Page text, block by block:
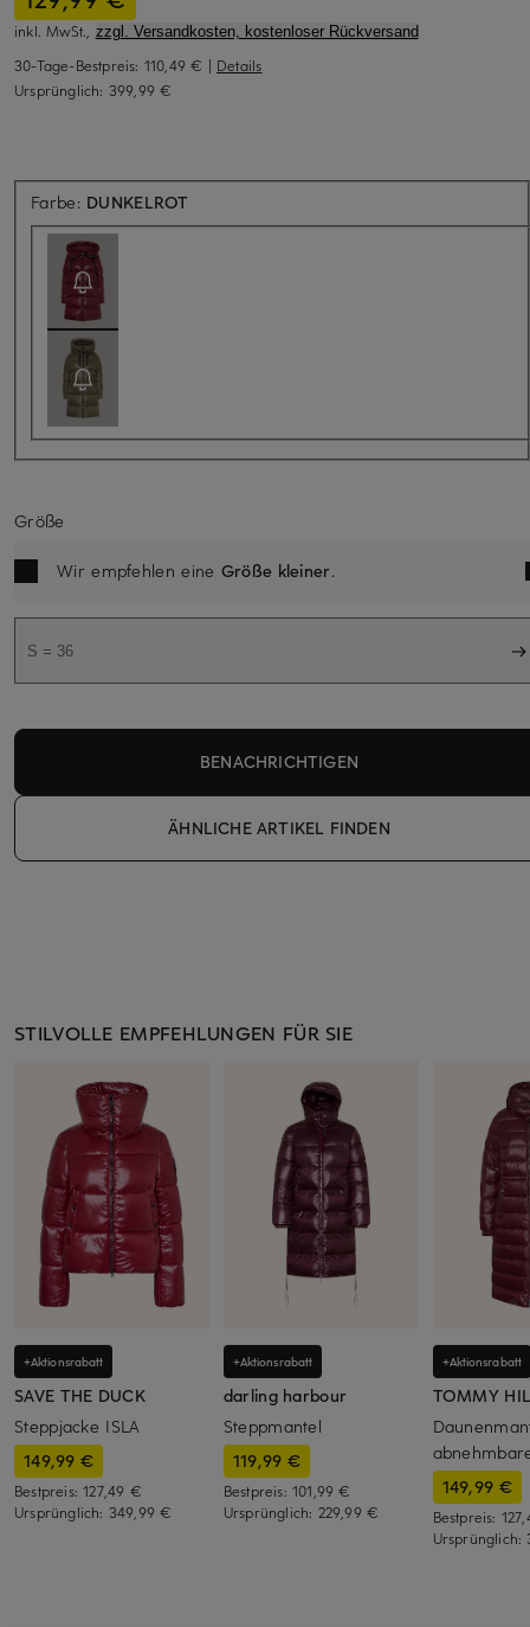
inkl. MwSt., zzgl. Versandkosten, kostenloser Rückversand
30-Tage-Bestpreis: 110,49 € | Details
Ursprünglich: 399,99 €
Farbe: DUNKELROT
Größe
Wir empfehlen eine Größe kleiner.
S = 36
BENACHRICHTIGEN
ÄHNLICHE ARTIKEL FINDEN
STILVOLLE EMPFEHLUNGEN FÜR SIE
+Aktionsrabatt
SAVE THE DUCK
Steppjacke ISLA
149,99 €
Bestpreis:127,49 €
Ursprünglich: 349,99 €
+Aktionsrabatt
darling harbour
Steppmantel
119,99 €
Bestpreis: 101,99 €
Ursprünglich: 229,99 €
+Aktionsrabatt
TOMMY
149,99 €
Bestpreis:
Ursprünglich: